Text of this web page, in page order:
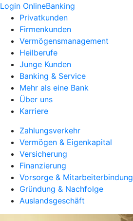
Login OnlineBanking
Privatkunden
Firmenkunden
Vermögensmanagement
Heilberufe
Junge Kunden
Banking & Service
Mehr als eine Bank
Über uns
Karriere
Zahlungsverkehr
Vermögen & Eigenkapital
Versicherung
Finanzierung
Vorsorge & Mitarbeiterbindung
Gründung & Nachfolge
Auslandsgeschäft